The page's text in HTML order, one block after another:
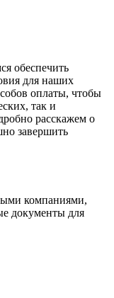
обеспечить
для наших
оплаты, чтобы
так и
расскажем о
завершить
компаниями,
документы для